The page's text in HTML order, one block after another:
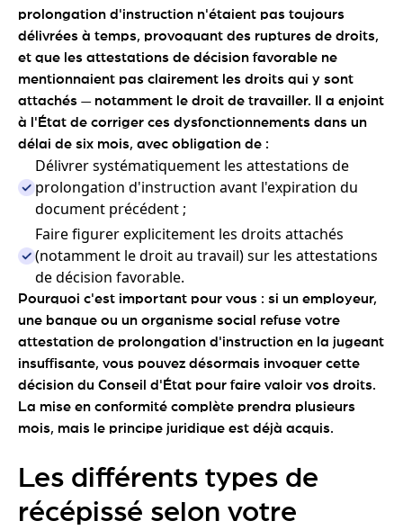
prolongation d'instruction n'étaient pas toujours
délivrées à temps, provoquant des ruptures de droits,
et que les attestations de décision favorable ne
mentionnaient pas clairement les droits qui y sont
attachés — notamment le droit de travailler. Il a enjoint
à l'État de corriger ces dysfonctionnements dans un
délai de six mois, avec obligation de :
Délivrer systématiquement les attestations de
prolongation d'instruction avant l'expiration du
document précédent ;
Faire figurer explicitement les droits attachés
(notamment le droit au travail) sur les attestations
de décision favorable.
Pourquoi c'est important pour vous : si un employeur,
une banque ou un organisme social refuse votre
attestation de prolongation d'instruction en la jugeant
insuffisante, vous pouvez désormais invoquer cette
décision du Conseil d'État pour faire valoir vos droits.
La mise en conformité complète prendra plusieurs
mois, mais le principe juridique est déjà acquis.
Les différents types de
récépissé selon votre